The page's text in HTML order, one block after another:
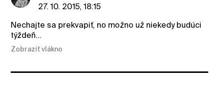
27. 10. 2015, 18:15
Nechajte sa prekvapiť, no možno už niekedy budúci
týždeň...
Zobraziť vlákno